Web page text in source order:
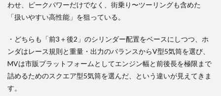
わせ、ピークパワーだけでなく、街乗り〜ツーリングも含めた
「扱いやすい高性能」を狙っている。
・どちらも「前3＋後2」のシリンダー配置をベースにしつつ、ホ
ンダはレース規則と重量・出力のバランスからV型5気筒を選び、
MVは市販プラットフォームとしてエンジン幅と前後長を極限まで
詰めるためのスクエア型5気筒を選んだ、という違いが見えてきま
す。